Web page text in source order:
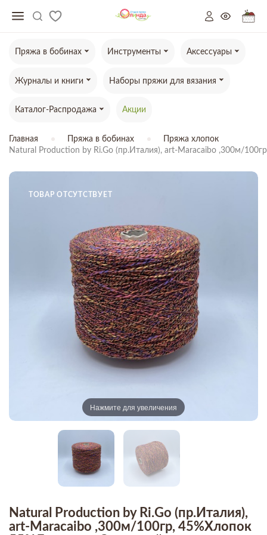
Пряжа в бобинах Инструменты Аксессуары
Журналы и книги Наборы пряжи для вязания
Каталог-Распродажа Акции
Главная Пряжа в бобинах
Пряжа хлопок
Natural Production by Ri.Go (пр.Италия), art-Maracaibo ,300м/
ТОВАР ОТСУТСТВУЕТ
Нажмите для увеличения
Natural Production by Ri.Go (пр.Италия),
art-Maracaibo ,300м/100гр, 45%Хлопок